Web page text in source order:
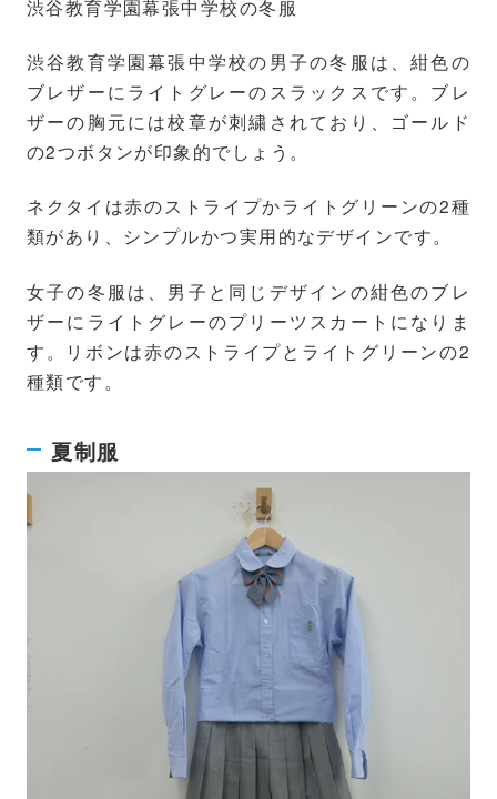
渋谷教育学園幕張中学校の冬服
渋谷教育学園幕張中学校の男子の冬服は、紺色の
ブレザーにライトグレーのスラックスです。ブレ
ザーの胸元には校章が刺繍されており、ゴールド
の2つボタンが印象的でしょう。
ネクタイは赤のストライプかライトグリーンの2種
類があり、シンプルかつ実用的なデザインです。
女子の冬服は、男子と同じデザインの紺色のブレ
ザーにライトグレーのプリーツスカートになりま
す。リボンは赤のストライプとライトグリーンの2
種類です。
夏制服